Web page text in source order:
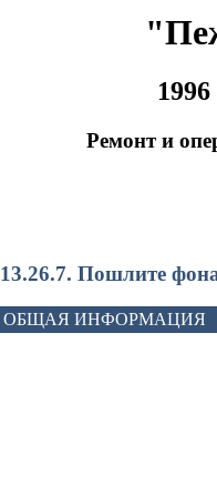
Ремонт и
13.26.7. Пошлите
ОБЩАЯ ИНФОРМАЦИЯ